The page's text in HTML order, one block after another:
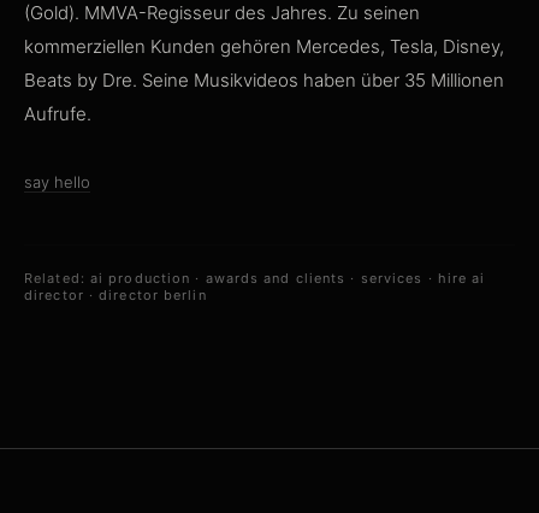
(Gold). MMVA-Regisseur des Jahres. Zu seinen
kommerziellen Kunden gehören Mercedes, Tesla, Disney,
Beats by Dre. Seine Musikvideos haben über 35 Millionen
Aufrufe.
say hello
Related: ai production · awards and clients · services · hire ai
director ·director berlin